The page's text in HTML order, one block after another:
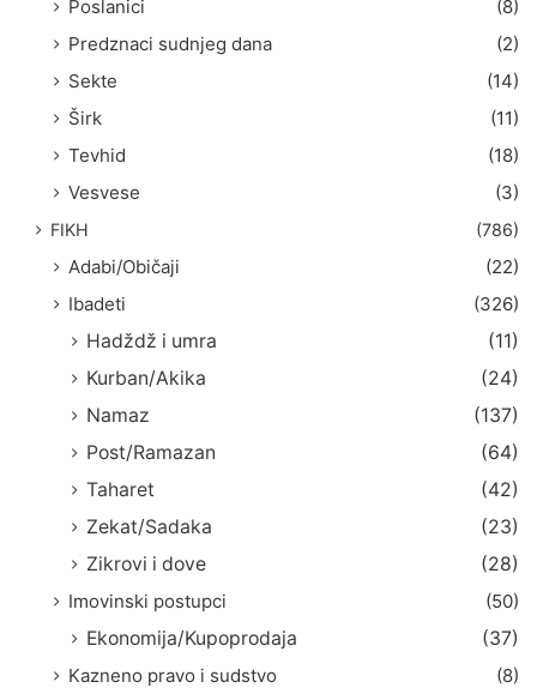
Poslanici
(8)
Predznaci sudnjeg dana
(2)
Sekte
(14)
Širk
(11)
Tevhid
(18)
Vesvese
(3)
FIKH (786)
Adabi/Običaji
(22)
Ibadeti
(326)
Hadždž i umra
(11)
Kurban/Akika
(24)
Namaz
(137)
Post/Ramazan
(64)
Taharet
(42)
Zekat/Sadaka
(23)
Zikrovi i dove
(28)
Imovinski postupci
(50)
Ekonomija/Kupoprodaja
(37)
Kazneno pravo i sudstvo
(8)